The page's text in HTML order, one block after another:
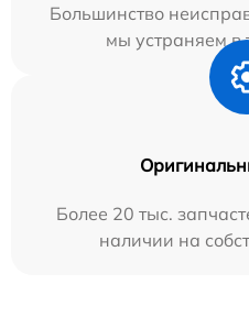
Большинство
мы устраняем в
Более 20 тыс.
наличии на